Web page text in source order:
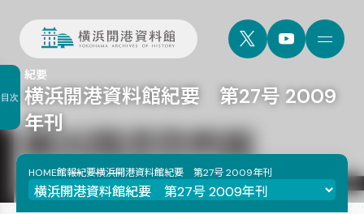
横浜開港資料館紀要 第27号 2009
年刊
紀要
HOME館報紀要横浜開港資料館紀要 第27号 2009年刊
目次